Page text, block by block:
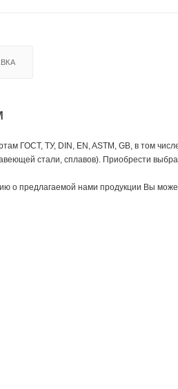
ГОСТ, ТУ, DIN, EN, ASTM, GB, в том
стали, сплавов). Приобрести
о предлагаемой нами продукции Вы